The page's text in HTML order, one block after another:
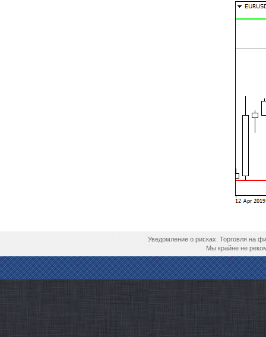
Оставить
Опубликована
Уведомление о рисках. Торговля на
Мы крайне не